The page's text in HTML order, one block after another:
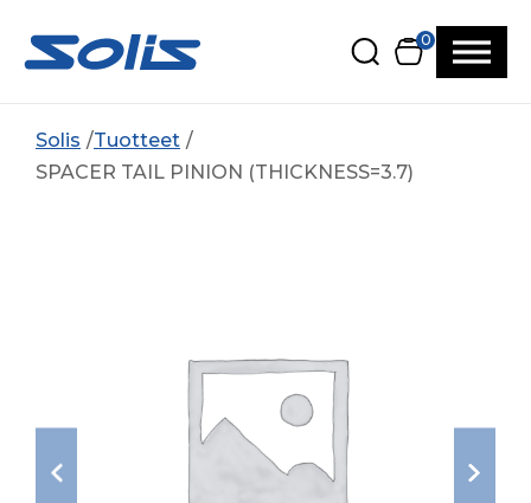
0
Solis
Tuotteet
SPACER TAIL PINION (THICKNESS=3.7)